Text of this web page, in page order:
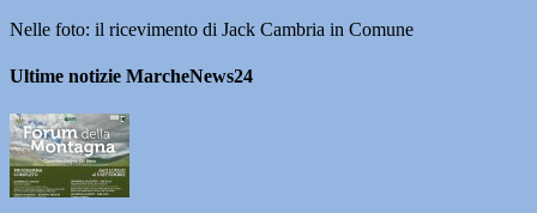
Nelle foto: il ricevimento di Jack Cambria in Comune
Ultime notizie MarcheNews24